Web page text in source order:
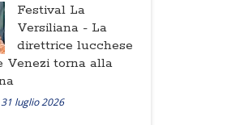
Festival La
Versiliana - La
direttrice lucchese
Venezi torna alla
luglio 2026